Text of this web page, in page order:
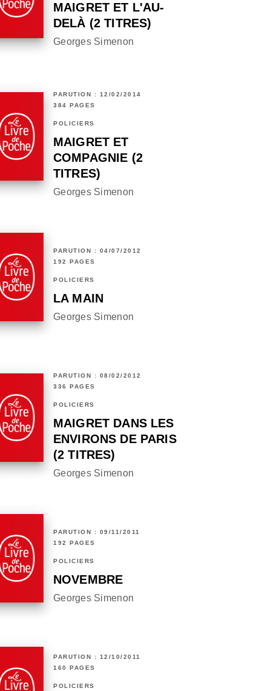
MAIGRET ET L'AU-
DELÀ (2 TITRES)
Georges Simenon
PARUTION : 12/02/2014
384 PAGES
POLICIERS
MAIGRET ET
COMPAGNIE (2
TITRES)
Georges Simenon
PARUTION : 04/07/2012
192 PAGES
POLICIERS
LA MAIN
Georges Simenon
PARUTION : 08/02/2012
336 PAGES
POLICIERS
MAIGRET DANS LES
ENVIRONS DE PARIS
(2 TITRES)
Georges Simenon
PARUTION : 09/11/2011
192 PAGES
POLICIERS
NOVEMBRE
Georges Simenon
PARUTION : 12/10/2011
160 PAGES
POLICIERS